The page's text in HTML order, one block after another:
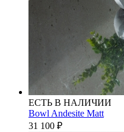
ЕСТЬ В НАЛИЧИИ
Bowl Andesite Matt
31 100 ₽